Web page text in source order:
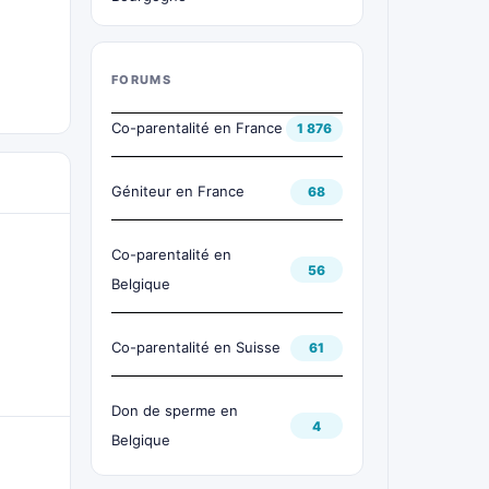
FORUMS
Co-parentalité en France 1 876
Géniteur en France 68
Co-parentalité en
Belgique
56
Co-parentalité en Suisse 61
Don de sperme en
Belgique
4